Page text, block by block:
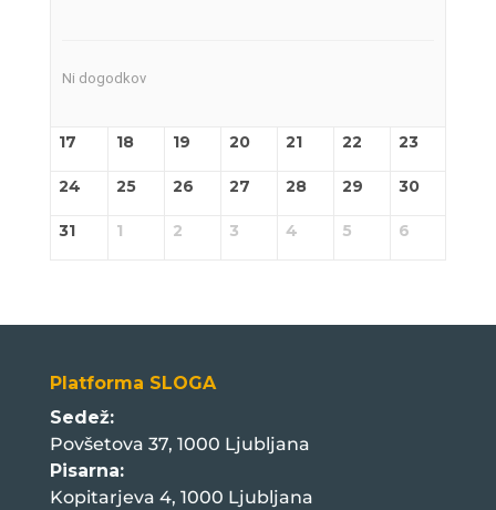
Ni dogodkov
17 18 19 20 21 22 23
24 25 26 27 28 29 30
31 1 2 3 4 5 6
Platforma SLOGA
Sedež:
Povšetova 37, 1000 Ljubljana
Pisarna:
Kopitarjeva 4, 1000 Ljubljana